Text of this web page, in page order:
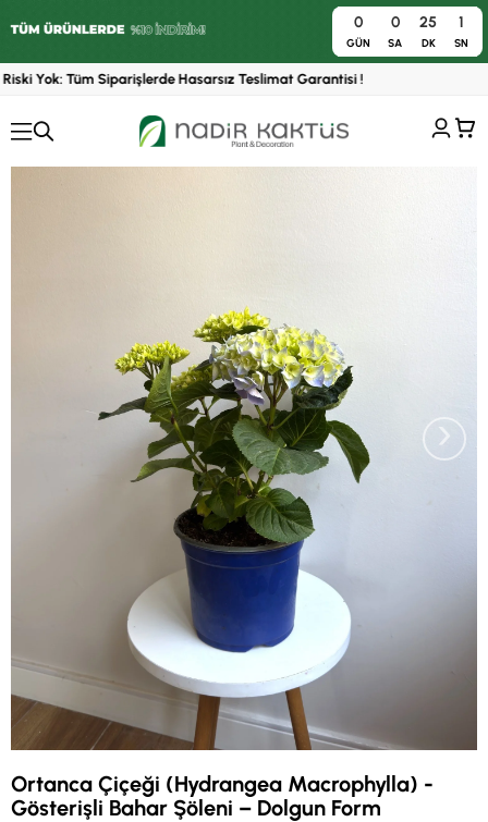
0
GÜN
0
SA
25
DK
0
SN
Yok: Tüm Siparişlerde Hasarsız Teslimat Garantisi !
›
Ortanca Çiçeği (Hydrangea Macrophylla) -
Gösterişli Bahar Şöleni – Dolgun Form